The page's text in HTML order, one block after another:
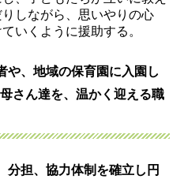
しながら、思いやりの心
いくように援助する。
や、地域の保育園に入園し
さん達を、温かく迎える職
分担、協力体制を確立し円